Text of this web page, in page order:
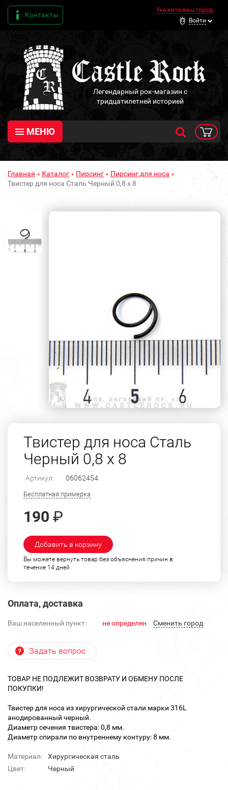
Контакты
Укажите ваш город
Войти
Легендарный рок-магазин с
тридцатилетней историей
МЕНЮ
Главная Каталог Пирсинг
Пирсинг для носа
Твистер для носа Сталь Черный 0,8 х 8
Твистер для носа Сталь
Черный 0,8 х 8
Артикул: 06062454
Бесплатная примерка
190 ₽
Добавить в корзину
Вы можете вернуть товар без объяснения причин в
течение 14 дней
Оплата, доставка
Ваш населенный пункт: не определен Cменить город
Задать вопрос
ТОВАР НЕ ПОДЛЕЖИТ ВОЗВРАТУ И ОБМЕНУ ПОСЛЕ
ПОКУПКИ!
Твистер для носа из хирургической стали марки 316L
анодированный черный.
Диаметр сечения твистера: 0,8 мм.
Диаметр спирали по внутреннему контуру: 8 мм.
Материал:
Хирургическая сталь
Цвет:
Черный